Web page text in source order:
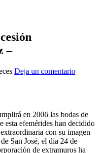
–
Deja un comentario
en 2006 las bodas de
esta efemérides han decidido
con su imagen
San José, el día 24 de
de extramuros ha
virtual de rocio.com.
en la romería?
ermita?